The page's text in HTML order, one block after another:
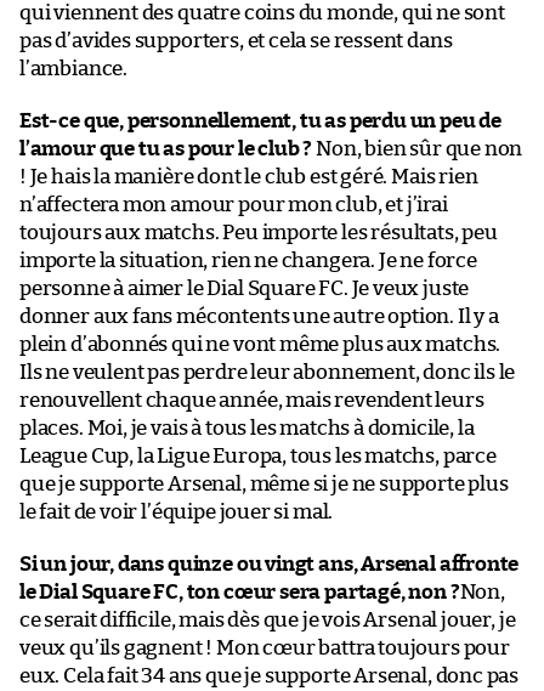
qui viennent des quatre coins du monde, qui ne sont
pas d’avides supporters, et cela se ressent dans
l’ambiance.
Est-ce que, personnellement, tu as perdu un peu de
l’amour que tu as pour le club ? Non, bien sûr que non
! Je hais la manière dont le club est géré. Mais rien
n’affectera mon amour pour mon club, et j’irai
toujours aux matchs. Peu importe les résultats, peu
importe la situation, rien ne changera. Je ne force
personne à aimer le Dial Square FC. Je veux juste
donner aux fans mécontents une autre option. Il y a
plein d’abonnés qui ne vont même plus aux matchs.
Ils ne veulent pas perdre leur abonnement, donc ils le
renouvellent chaque année, mais revendent leurs
places. Moi, je vais à tous les matchs à domicile, la
League Cup, la Ligue Europa, tous les matchs, parce
que je supporte Arsenal, même si je ne supporte plus
le fait de voir l’équipe jouer si mal.
Si un jour, dans quinze ou vingt ans, Arsenal affronte
le Dial Square FC, ton cœur sera partagé, non ?Non,
ce serait difficile, mais dès que je vois Arsenal jouer, je
veux qu’ils gagnent ! Mon cœur battra toujours pour
eux. Cela fait 34 ans que je supporte Arsenal, donc pas